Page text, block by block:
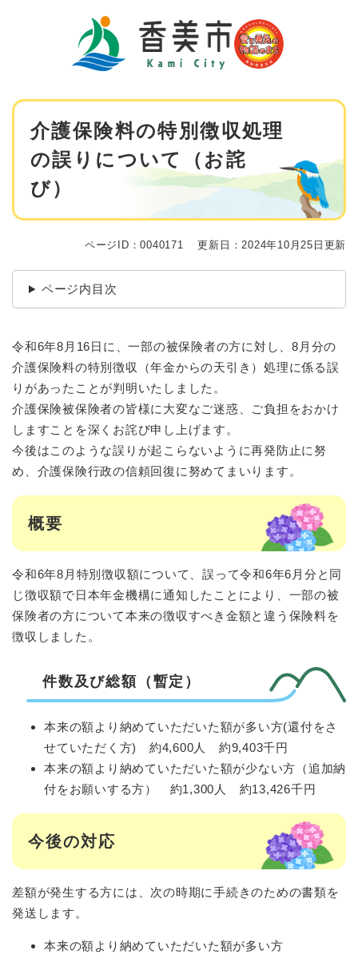
本
介護保険料の特別徴収処理
の誤りについて（お詫
び）
ページID：0040171 更新日：2024年10月25日更新
ページ内目次
令和6年8月16日に、一部の被保険者の方に対し、8月分の
介護保険料の特別徴収（年金からの天引き）処理に係る誤
りがあったことが判明いたしました。
介護保険被保険者の皆様に大変なご迷惑、ご負担をおかけ
しますことを深くお詫び申し上げます。
今後はこのような誤りが起こらないように再発防止に努
め、介護保険行政の信頼回復に努めてまいります。
概要
令和6年8月特別徴収額について、誤って令和6年6月分と同
じ徴収額で日本年金機構に通知したことにより、一部の被
保険者の方について本来の徴収すべき金額と違う保険料を
徴収しました。
件数及び総額（暫定）
本来の額より納めていただいた額が多い方(還付をさ
せていただく方) 約4,600人 約9,403千円
本来の額より納めていただいた額が少ない方（追加納
付をお願いする方） 約1,300人 約13,426千円
今後の対応
差額が発生する方には、次の時期に手続きのための書類を
発送します。
本来の額より納めていただいた額が多い方